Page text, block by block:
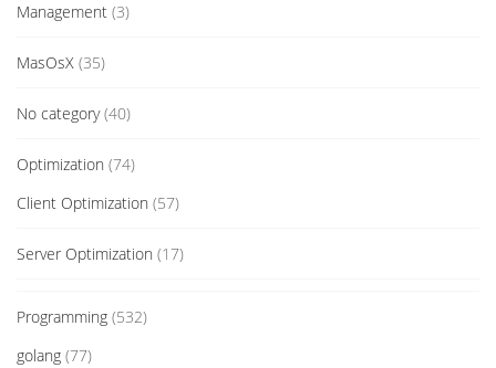
Management (3)
MasOsX (35)
No category(40)
Optimization (74)
Client Optimization (57)
Server Optimization (17)
Programming (532)
golang (77)